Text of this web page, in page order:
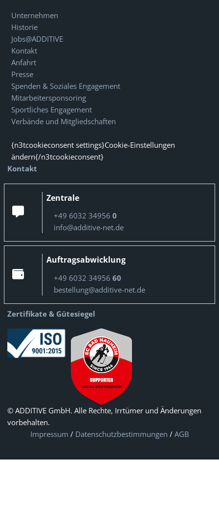
Unternehmen
Historie
Jobs@ADDITIVE
Kontakt
Anfahrt
Presse
Spenden & Soziales Engagement
Mitarbeitersponsoring
Sportliches Engagement
Verbände und Mitgliedschaften
{n3tcookieconsent settings}Cookie-Einstellungen
ändern{/n3tcookieconsent}
Kontakt
Zentrale
+49 6032 34956 0
info@additive-net.de
Auftragsabwicklung
+49 6032 34956 60
bestellung@additive-net.de
Zertifikate & Gütesiegel
© ADDITIVE GmbH. Alle Rechte, Irrtümer und Änderungen
vorbehalten.
Impressum / Datenschutzbestimmungen / AGB